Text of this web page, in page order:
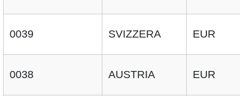
0039 SVIZZERA EUR
0038 AUSTRIA EUR